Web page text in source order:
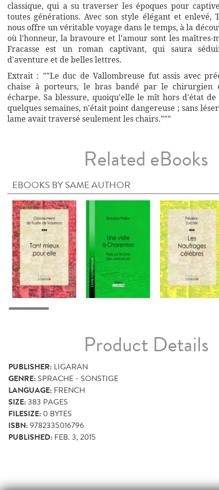
classique, qui a su traverser les époques pour
toutes générations. Avec son style élégant et enlevé,
nous offre un véritable voyage dans le temps, à la
où l'honneur, la bravoure et l'amour sont les maîtres-
Fracasse est un roman captivant, qui saura
d'aventure et de belles lettres.
Extrait : ""Le duc de Vallombreuse fut assis avec
chaise à porteurs, le bras bandé par le chirurgien
écharpe. Sa blessure, quoiqu'elle le mît hors d'état
quelques semaines, n'était point dangereuse ; sans
lame avait traversé seulement les chairs."""
Related eBooks
EBOOKS BY SAME AUTHOR
Product Details
PUBLISHER: LIGARAN
GENRE: SPRACHE - SONSTIGE
LANGUAGE: FRENCH
SIZE:383 PAGES
FILESIZE: 0 BYTES
ISBN:9782335016796
PUBLISHED: FEB. 3, 2015